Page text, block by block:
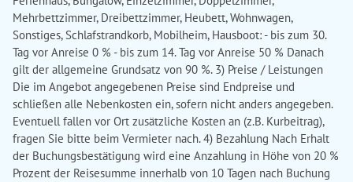
Mehrbettzimmer, Dreibettzimmer, Heubett, Wohnwagen,
Sonstiges, Schlafstrandkorb, Mobilheim, Hausboot: - bis zum 30.
Tag vor Anreise 0 % - bis zum 14. Tag vor Anreise 50 % Danach
gilt der allgemeine Grundsatz von 90 %. 3) Preise / Leistungen
Die im Angebot angegebenen Preise sind Endpreise und
schließen alle Nebenkosten ein, sofern nicht anders angegeben.
Eventuell fallen vor Ort zusätzliche Kosten an (z.B. Kurbeitrag),
fragen Sie bitte beim Vermieter nach. 4) Bezahlung Nach Erhalt
der Buchungsbestätigung wird eine Anzahlung in Höhe von 20 %
Prozent der Reisesumme innerhalb von 10 Tagen nach Buchung